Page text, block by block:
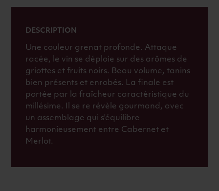
DESCRIPTION
Une couleur grenat profonde. Attaque
racée, le vin se déploie sur des arômes de
griottes et fruits noirs. Beau volume, tanins
bien présents et enrobés. La finale est
portée par la fraîcheur caractéristique du
millésime. Il se re révèle gourmand, avec
un assemblage qui s'équilibre
harmonieusement entre Cabernet et
Merlot.